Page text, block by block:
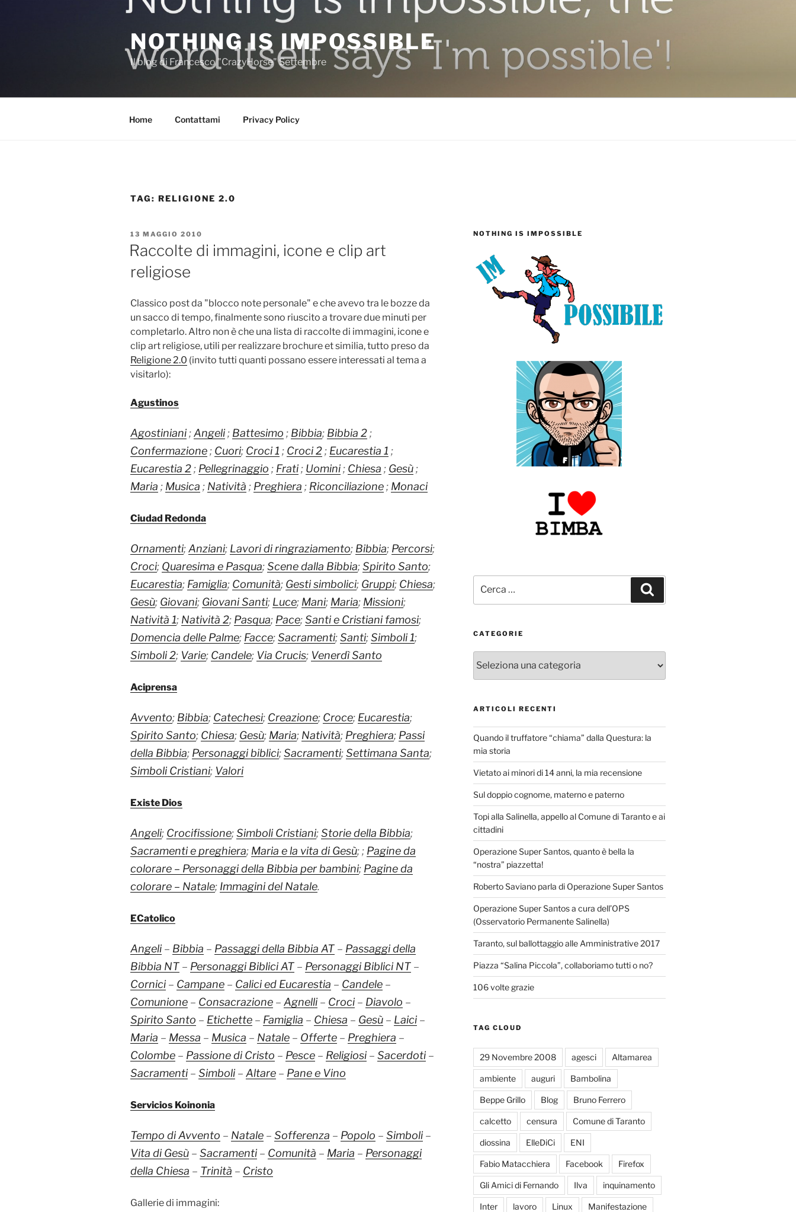
NOTHING IS IMPOSSIBLE
Il blog di Francesco "CrazyHorse" Settembre
Home Contattami Privacy Policy
TAG: RELIGIONE 2.0
PUBBLICATO
IL
13 MAGGIO 2010
Raccolte di immagini, icone e clip art
religiose
Classico post da "blocco note personale" e che avevo tra le bozze da
un sacco di tempo, finalmente sono riuscito a trovare due minuti per
completarlo. Altro non è che una lista di raccolte di immagini, icone e
clip art religiose, utili per realizzare brochure et similia, tutto preso da
Religione 2.0 (invito tutti quanti possano essere interessati al tema a
visitarlo):
Agustinos
Agostiniani;Angeli; Battesimo ; Bibbia; Bibbia 2;
Confermazione; Cuori; Croci 1 ; Croci 2; Eucarestia 1 ;
Eucarestia 2; Pellegrinaggio ; Frati; Uomini; Chiesa ; Gesù;
Maria ; Musica ; Natività ; Preghiera ; Riconciliazione; Monaci
Ciudad Redonda
Ornamenti;Anziani; Lavori di ringraziamento; Bibbia; Percorsi;
Croci; Quaresima e Pasqua;Scene dalla Bibbia;Spirito Santo;
Eucarestia; Famiglia; Comunità; Gesti simbolici; Gruppi; Chiesa;
Gesù; Giovani; Giovani Santi; Luce; Mani; Maria; Missioni;
Natività 1; Natività 2; Pasqua; Pace;Santi e Cristiani famosi;
Domencia delle Palme; Facce;Sacramenti;Santi;Simboli 1;
Simboli 2; Varie; Candele; Via Crucis; Venerdì Santo
Aciprensa
Avvento; Bibbia; Catechesi; Creazione; Croce; Eucarestia;
Spirito Santo; Chiesa; Gesù; Maria; Natività; Preghiera; Passi
della Bibbia; Personaggi biblici;Sacramenti;Settimana Santa;
Simboli Cristiani; Valori
Existe Dios
Angeli; Crocifissione;Simboli Cristiani;Storie della Bibbia;
Sacramenti e preghiera; Maria e la vita di Gesù; ; Pagine da
colorare – Personaggi della Bibbia per bambini; Pagine da
colorare – Natale; Immagini del Natale.
ECatolico
Angeli – Bibbia – Passaggi della Bibbia AT – Passaggi della
Bibbia NT – Personaggi Biblici AT – Personaggi Biblici NT –
Cornici – Campane – Calici ed Eucarestia – Candele –
Comunione – Consacrazione – Agnelli – Croci – Diavolo –
Spirito Santo – Etichette – Famiglia – Chiesa – Gesù – Laici –
Maria – Messa – Musica – Natale – Offerte – Preghiera –
Colombe – Passione di Cristo – Pesce – Religiosi – Sacerdoti –
Sacramenti – Simboli – Altare – Pane e Vino
Servicios Koinonia
Tempo di Avvento – Natale – Sofferenza – Popolo – Simboli –
Vita di Gesù – Sacramenti – Comunità – Maria – Personaggi
della Chiesa – Trinità – Cristo
Gallerie di immagini:
NOTHING IS IMPOSSIBLE
CATEGORIE
ARTICOLI RECENTI
Quando il truffatore “chiama” dalla Questura: la
mia storia
Vietato ai minori di 14 anni, la mia recensione
Sul doppio cognome, materno e paterno
Topi alla Salinella, appello al Comune di Taranto e ai
cittadini
Operazione Super Santos, quanto è bella la
“nostra” piazzetta!
Roberto Saviano parla di Operazione Super Santos
Operazione Super Santos a cura dell’OPS
(Osservatorio Permanente Salinella)
Taranto, sul ballottaggio alle Amministrative 2017
Piazza “Salina Piccola”, collaboriamo tutti o no?
106 volte grazie
TAG CLOUD
29 Novembre 2008 agesci Altamarea
ambiente auguri Bambolina
Beppe Grillo Blog Bruno Ferrero
calcetto censura Comune di Taranto
diossina ElleDiCi ENI
Fabio Matacchiera Facebook Firefox
Gli Amici di Fernando Ilva inquinamento
Inter lavoro Linux Manifestazione